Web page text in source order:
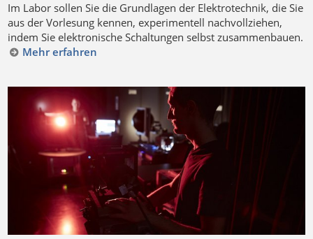
Im Labor sollen Sie die Grundlagen der Elektrotechnik, die Sie
aus der Vorlesung kennen, experimentell nachvollziehen,
indem Sie elektronische Schaltungen selbst zusammenbauen.
Mehr erfahren